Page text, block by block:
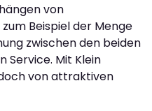
von
Beispiel der Menge
zwischen den beiden
Service. Mit Klein
von attraktiven